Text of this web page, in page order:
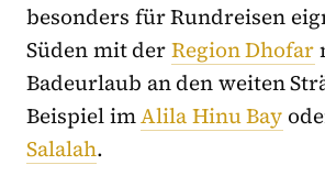
besonders für Rundreisen
Süden mit derRegion Dhofar
Badeurlaub an den weiten
Beispiel imAlila Hinu Bay
Salalah.